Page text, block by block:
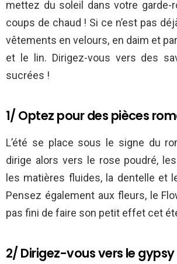
mettez du soleil dans votre garde-
coups de chaud ! Si ce n’est pas
vêtements en velours, en daim et
et le lin. Dirigez-vous vers des
sucrées !
1/ Optez pour des pièces
L’été se place sous le signe du
dirige alors vers le rose poudré,
les matières fluides, la dentelle et
Pensez également aux fleurs, le
pas fini de faire son petit effet cet
2/ Dirigez-vous vers le gypsy